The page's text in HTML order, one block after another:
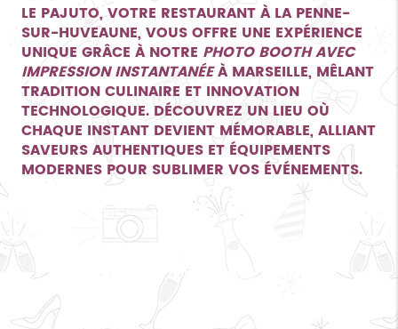
LE PAJUTO, VOTRE RESTAURANT À LA PENNE-
SUR-HUVEAUNE, VOUS OFFRE UNE EXPÉRIENCE
UNIQUE GRÂCE À NOTRE PHOTO BOOTH AVEC
IMPRESSION INSTANTANÉEÀ MARSEILLE, MÊLANT
TRADITION CULINAIRE ET INNOVATION
TECHNOLOGIQUE. DÉCOUVREZ UN LIEU OÙ
CHAQUE INSTANT DEVIENT MÉMORABLE, ALLIANT
SAVEURS AUTHENTIQUES ET ÉQUIPEMENTS
MODERNES POUR SUBLIMER VOS ÉVÉNEMENTS.